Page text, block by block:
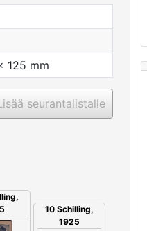
125 mm
seurantalistalle
10 Schilling,
1925